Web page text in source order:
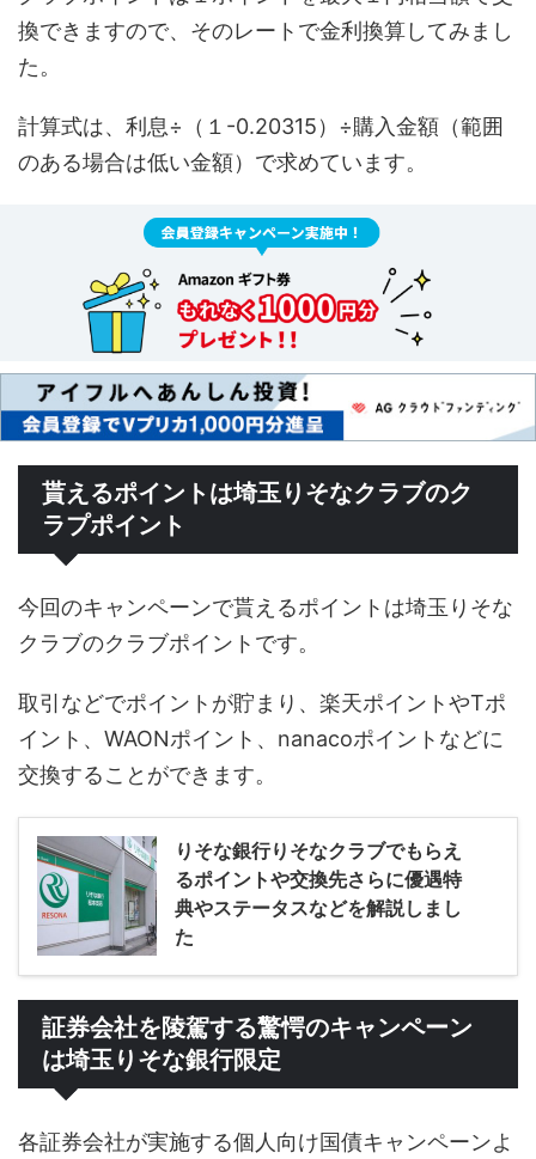
換できますので、そのレートで金利換算してみまし
た。
計算式は、利息÷（１-0.20315）÷購入金額（範囲
のある場合は低い金額）で求めています。
貰えるポイントは埼玉りそなクラブのク
ラプポイント
今回のキャンペーンで貰えるポイントは埼玉りそな
クラブのクラブポイントです。
取引などでポイントが貯まり、楽天ポイントやTポ
イント、WAONポイント、nanacoポイントなどに
交換することができます。
りそな銀行りそなクラブでもらえ
るポイントや交換先さらに優遇特
典やステータスなどを解説しまし
た
証券会社を陵駕する驚愕のキャンペーン
は埼玉りそな銀行限定
各証券会社が実施する個人向け国債キャンペーンよ